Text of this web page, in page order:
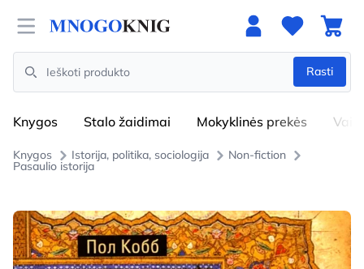
Open menu
Search
Rasti
Knygos Stalo žaidimai Mokyklinės prekės
Knygos Istorija, politika, sociologija Non-fiction
Pasaulio istorija